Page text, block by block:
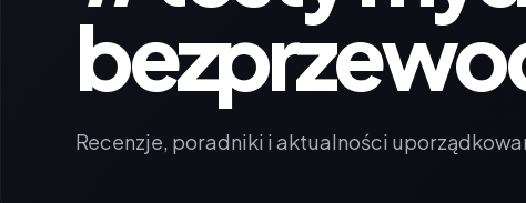
Recenzje, poradniki i aktualności